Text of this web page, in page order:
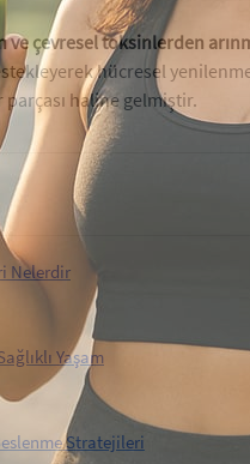
çevresel toksinlerden
hücresel
parçası haline gelmiştir.
Nelerdir
Yaşam
Stratejileri